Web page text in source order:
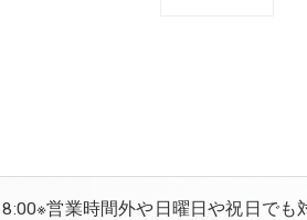
営業時間外や日曜日や祝日で